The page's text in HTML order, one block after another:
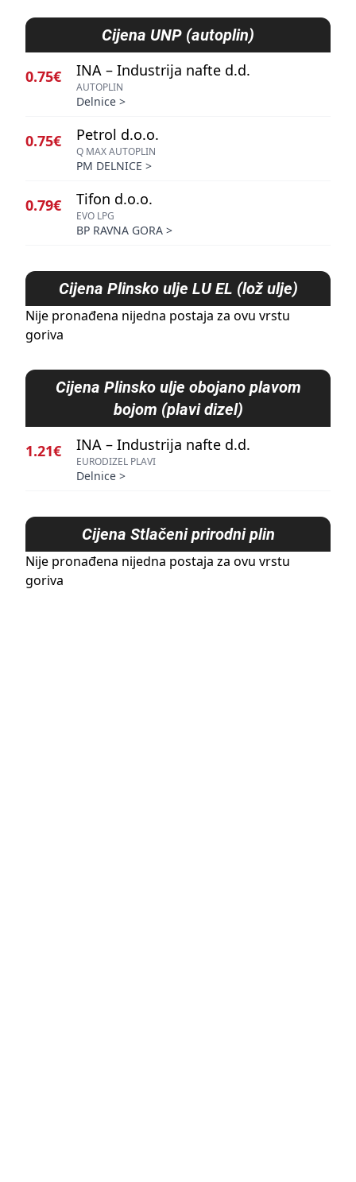
Cijena UNP (autoplin)
0.75€ INA – Industrija nafte d.d.
AUTOPLIN
Delnice >
0.75€ Petrol d.o.o.
Q MAX AUTOPLIN
PM DELNICE >
0.79€ Tifon d.o.o.
EVO LPG
BP RAVNA GORA >
Cijena Plinsko ulje LU EL (lož ulje)
Nije pronađena nijedna postaja za ovu vrstu
goriva
Cijena Plinsko ulje obojano plavom
bojom (plavi dizel)
1.21€ INA – Industrija nafte d.d.
EURODIZEL PLAVI
Delnice >
Cijena Stlačeni prirodni plin
Nije pronađena nijedna postaja za ovu vrstu
goriva